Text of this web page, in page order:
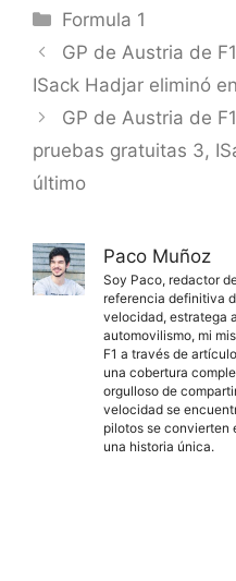
Categorías
Formula 1
GP de Austria de
ISack Hadjar eliminó
GP de Austria de
pruebas gratuitas 3,
último
Paco Muñoz
Soy Paco, redactor
referencia definitiva
velocidad, estratega
automovilismo, mi
F1 a través de
una cobertura
orgulloso de
velocidad se
pilotos se convierten
una historia única.